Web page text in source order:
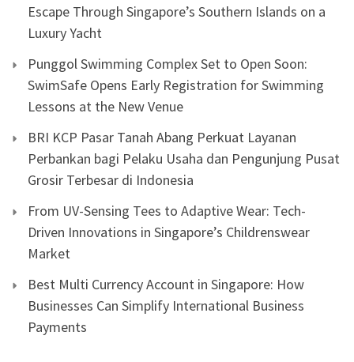
Escape Through Singapore’s Southern Islands on a
Luxury Yacht
Punggol Swimming Complex Set to Open Soon:
SwimSafe Opens Early Registration for Swimming
Lessons at the New Venue
BRI KCP Pasar Tanah Abang Perkuat Layanan
Perbankan bagi Pelaku Usaha dan Pengunjung Pusat
Grosir Terbesar di Indonesia
From UV-Sensing Tees to Adaptive Wear: Tech-
Driven Innovations in Singapore’s Childrenswear
Market
Best Multi Currency Account in Singapore: How
Businesses Can Simplify International Business
Payments